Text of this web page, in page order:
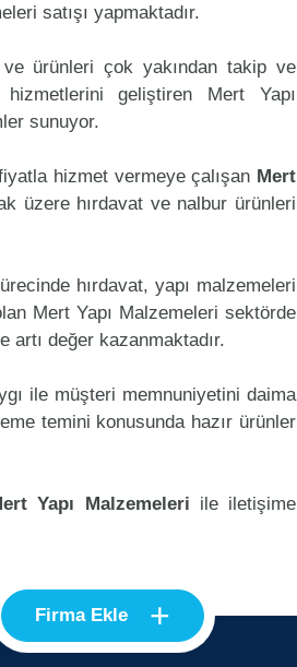
satışı yapmaktadır.
ürünleri çok yakından takip ve
geliştiren Mert Yapı
sunuyor.
hizmet vermeye çalışan Mert
üzere hırdavat ve nalbur ürünleri
hırdavat, yapı malzemeleri
Mert Yapı Malzemeleri sektörde
artı değer kazanmaktadır.
ile müşteri memnuniyetini daima
temini konusunda hazır ürünler
Yapı Malzemeleri ile iletişime
Firma Ekle +